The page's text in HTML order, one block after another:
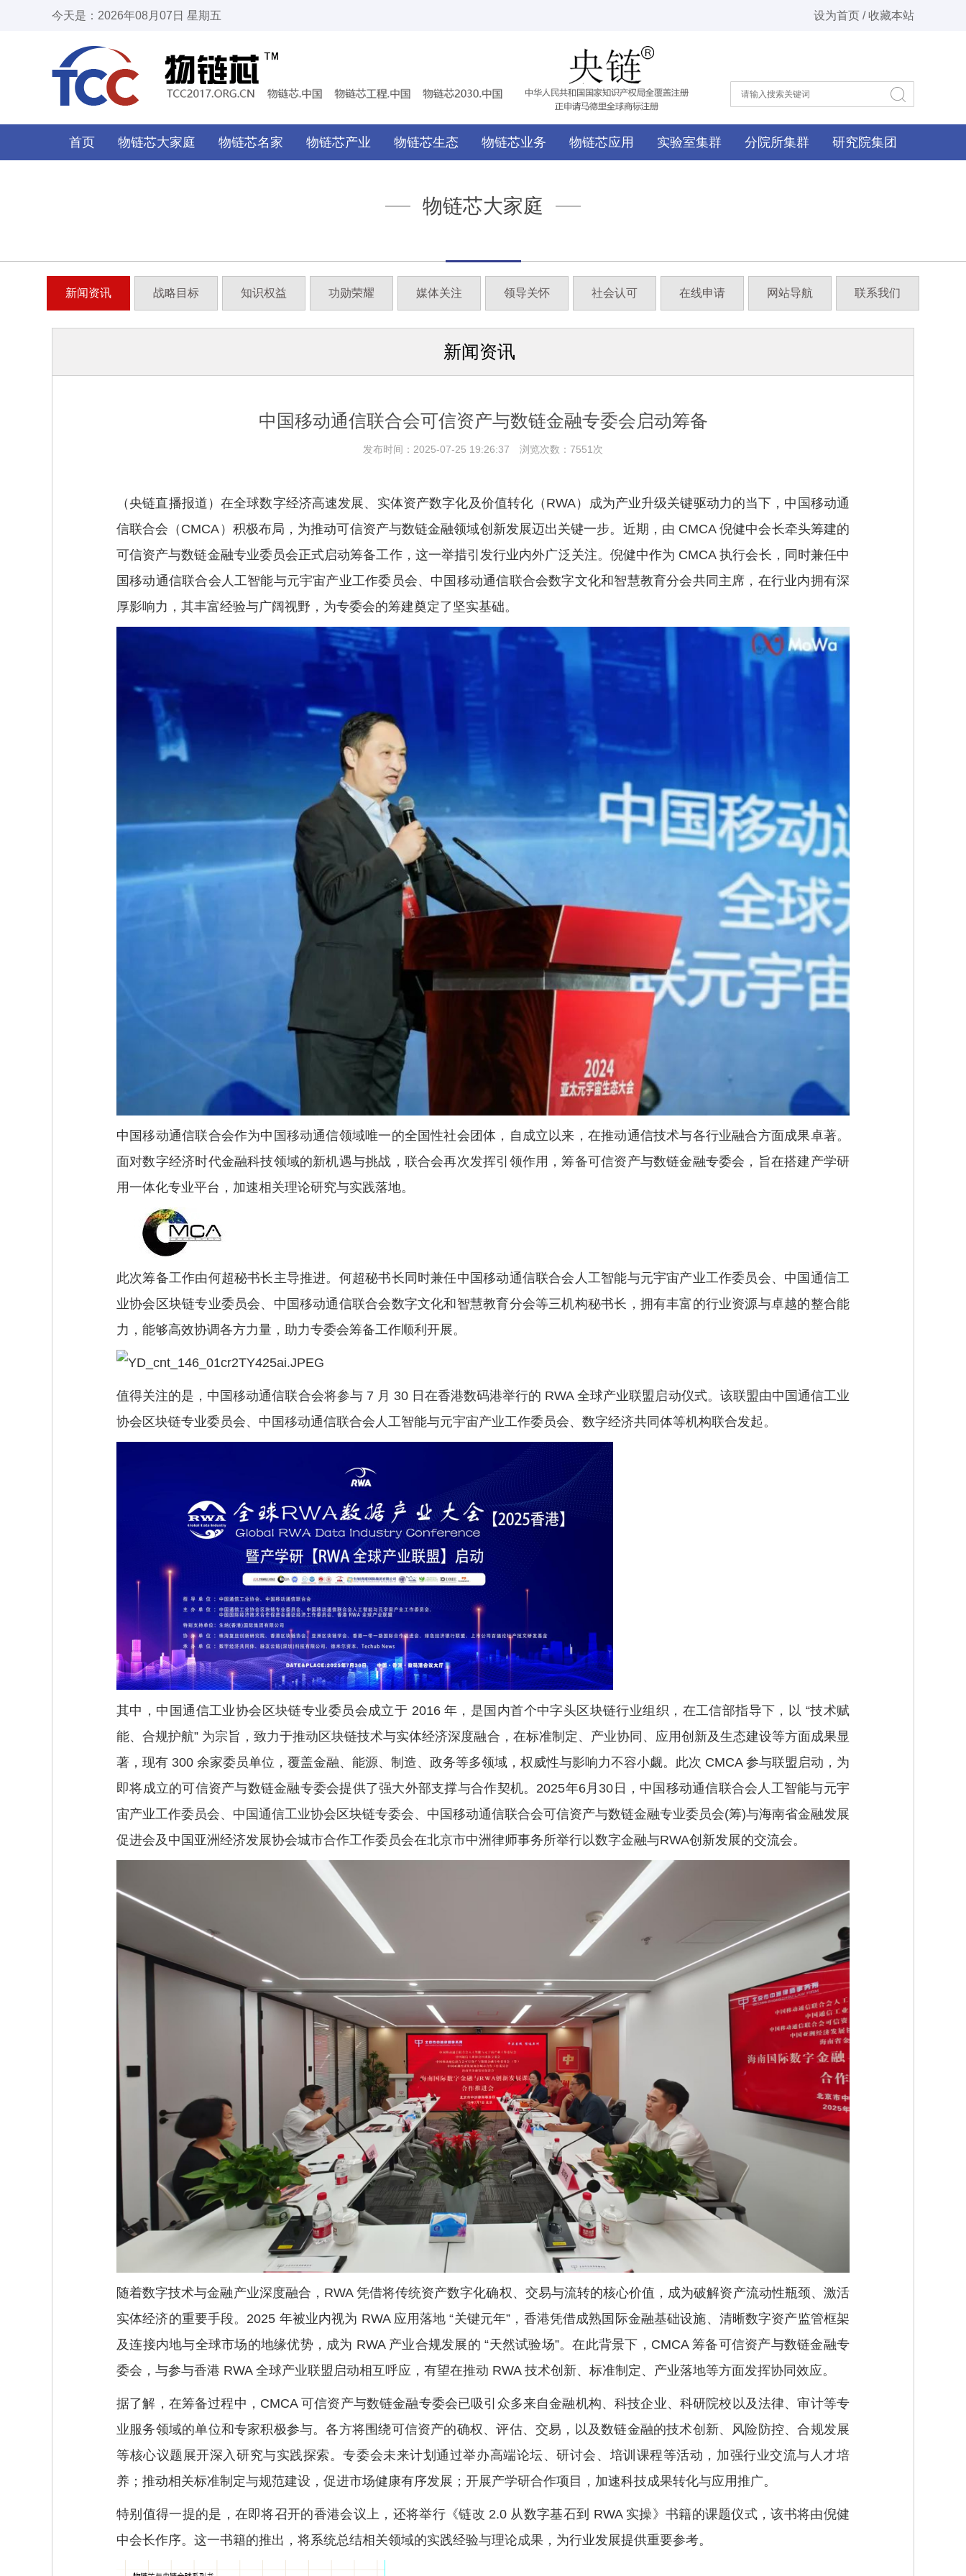
今天是：2026年08月07日 星期五 设为首页 / 收藏本站
首页 物链芯大家庭 物链芯名家 物链芯产业 物链芯生态 物链芯业务 物链芯应用 实验室集群 分院所集群 研究院集团
物链芯大家庭
新闻资讯 战略目标 知识权益 功勋荣耀 媒体关注 领导关怀 社会认可 在线申请 网站导航 联系我们
新闻资讯
中国移动通信联合会可信资产与数链金融专委会启动筹备
发布时间：2025-07-25 19:26:37 浏览次数：7551次
（央链直播报道）在全球数字经济高速发展、实体资产数字化及价值转化（RWA）成为产业升级关键驱动力的当下，中国移动通
信联合会（CMCA）积极布局，为推动可信资产与数链金融领域创新发展迈出关键一步。近期，由 CMCA 倪健中会长牵头筹建的
可信资产与数链金融专业委员会正式启动筹备工作，这一举措引发行业内外广泛关注。倪健中作为 CMCA 执行会长，同时兼任中
国移动通信联合会人工智能与元宇宙产业工作委员会、中国移动通信联合会数字文化和智慧教育分会共同主席，在行业内拥有深
厚影响力，其丰富经验与广阔视野，为专委会的筹建奠定了坚实基础。
中国移动通信联合会作为中国移动通信领域唯一的全国性社会团体，自成立以来，在推动通信技术与各行业融合方面成果卓著。
面对数字经济时代金融科技领域的新机遇与挑战，联合会再次发挥引领作用，筹备可信资产与数链金融专委会，旨在搭建产学研
用一体化专业平台，加速相关理论研究与实践落地。
此次筹备工作由何超秘书长主导推进。何超秘书长同时兼任中国移动通信联合会人工智能与元宇宙产业工作委员会、中国通信工
业协会区块链专业委员会、中国移动通信联合会数字文化和智慧教育分会等三机构秘书长，拥有丰富的行业资源与卓越的整合能
力，能够高效协调各方力量，助力专委会筹备工作顺利开展。
值得关注的是，中国移动通信联合会将参与 7 月 30 日在香港数码港举行的 RWA 全球产业联盟启动仪式。该联盟由中国通信工业
协会区块链专业委员会、中国移动通信联合会人工智能与元宇宙产业工作委员会、数字经济共同体等机构联合发起。
其中，中国通信工业协会区块链专业委员会成立于 2016 年，是国内首个中字头区块链行业组织，在工信部指导下，以 “技术赋
能、合规护航” 为宗旨，致力于推动区块链技术与实体经济深度融合，在标准制定、产业协同、应用创新及生态建设等方面成果显
著，现有 300 余家委员单位，覆盖金融、能源、制造、政务等多领域，权威性与影响力不容小觑。此次 CMCA 参与联盟启动，为
即将成立的可信资产与数链金融专委会提供了强大外部支撑与合作契机。2025年6月30日，中国移动通信联合会人工智能与元宇
宙产业工作委员会、中国通信工业协会区块链专委会、中国移动通信联合会可信资产与数链金融专业委员会(筹)与海南省金融发展
促进会及中国亚洲经济发展协会城市合作工作委员会在北京市中洲律师事务所举行以数字金融与RWA创新发展的交流会。
随着数字技术与金融产业深度融合，RWA 凭借将传统资产数字化确权、交易与流转的核心价值，成为破解资产流动性瓶颈、激活
实体经济的重要手段。2025 年被业内视为 RWA 应用落地 “关键元年”，香港凭借成熟国际金融基础设施、清晰数字资产监管框架
及连接内地与全球市场的地缘优势，成为 RWA 产业合规发展的 “天然试验场”。在此背景下，CMCA 筹备可信资产与数链金融专
委会，与参与香港 RWA 全球产业联盟启动相互呼应，有望在推动 RWA 技术创新、标准制定、产业落地等方面发挥协同效应。
据了解，在筹备过程中，CMCA 可信资产与数链金融专委会已吸引众多来自金融机构、科技企业、科研院校以及法律、审计等专
业服务领域的单位和专家积极参与。各方将围绕可信资产的确权、评估、交易，以及数链金融的技术创新、风险防控、合规发展
等核心议题展开深入研究与实践探索。专委会未来计划通过举办高端论坛、研讨会、培训课程等活动，加强行业交流与人才培
养；推动相关标准制定与规范建设，促进市场健康有序发展；开展产学研合作项目，加速科技成果转化与应用推广。
特别值得一提的是，在即将召开的香港会议上，还将举行《链改 2.0 从数字基石到 RWA 实操》书籍的课题仪式，该书将由倪健
中会长作序。这一书籍的推出，将系统总结相关领域的实践经验与理论成果，为行业发展提供重要参考。